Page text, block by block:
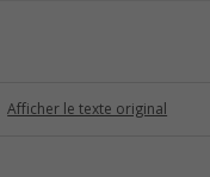
Afficher le texte original